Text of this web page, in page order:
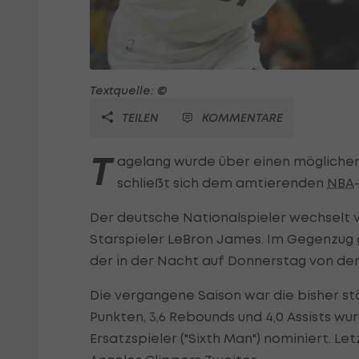
Textquelle: ©
TEILEN
KOMMENTARE
T agelang wurde über einen
schließt sich dem amtierenden NBA
Der deutsche Nationalspieler wechselt
Starspieler LeBron James. Im
der in der Nacht auf Donnerstag von
Die vergangene Saison war die bisher
Punkten, 3,6 Rebounds und 4,0 Assists
Ersatzspieler ("Sixth Man") nominiert.